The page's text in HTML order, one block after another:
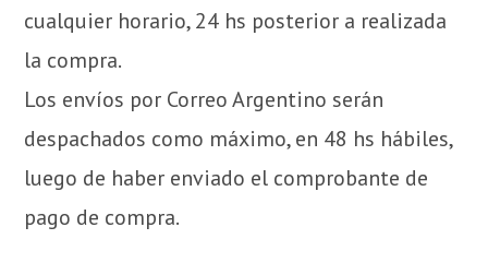
cualquier horario, 24 hs posterior a realizada
la compra.
Los envíos por Correo Argentino serán
despachados como máximo, en 48 hs hábiles,
luego de haber enviado el comprobante de
pago de compra.